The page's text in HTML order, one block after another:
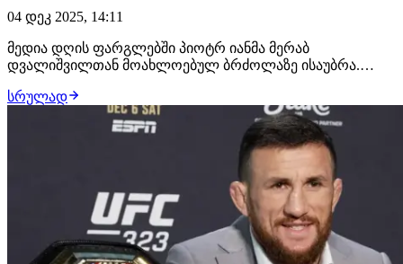
04 დეკ 2025, 14:11
მედია დღის ფარგლებში პიოტრ იანმა მერაბ
დვალიშვილთან მოახლოებულ ბრძოლაზე ისაუბრა.
დივიზიონის საჩემპიონო ქამარი დევს. აქვე დავამატებთ,
ორი წლის წინ გამართულ ჩხუბში ქართველმა ჩემპიონმა
რუს მეტოქეს მსაჯთა გადაწყვეტილებით მოუგო.
სრულად